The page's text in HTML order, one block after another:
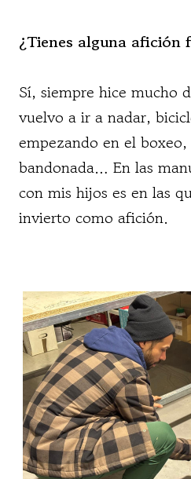
¿Tienes alguna afición
Sí, siempre hice mucho
vuelvo a ir a nadar,
empezando en el
bandonada… En las
con mis hijos es en las
invierto como afición.